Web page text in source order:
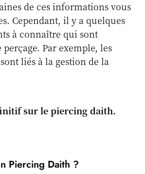
de ces informations vous
Cependant, il y a quelques
à connaître qui sont
perçage. Par exemple, les
liés à la gestion de la
sur le piercing daith.
Piercing Daith ?